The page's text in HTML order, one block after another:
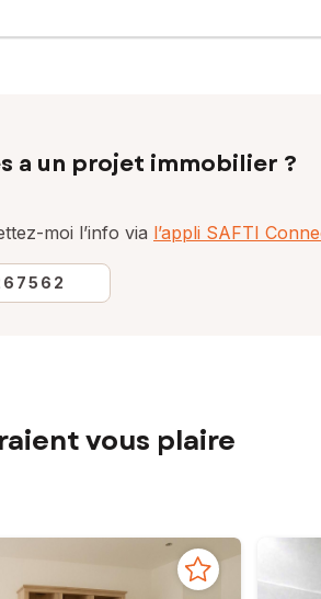
a un projet immobilier ?
moi l’info via l’appli SAFTI
vous plaire